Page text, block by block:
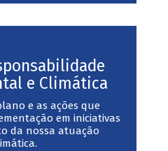
e Climática
e as ações que
em iniciativas
da nossa atuação